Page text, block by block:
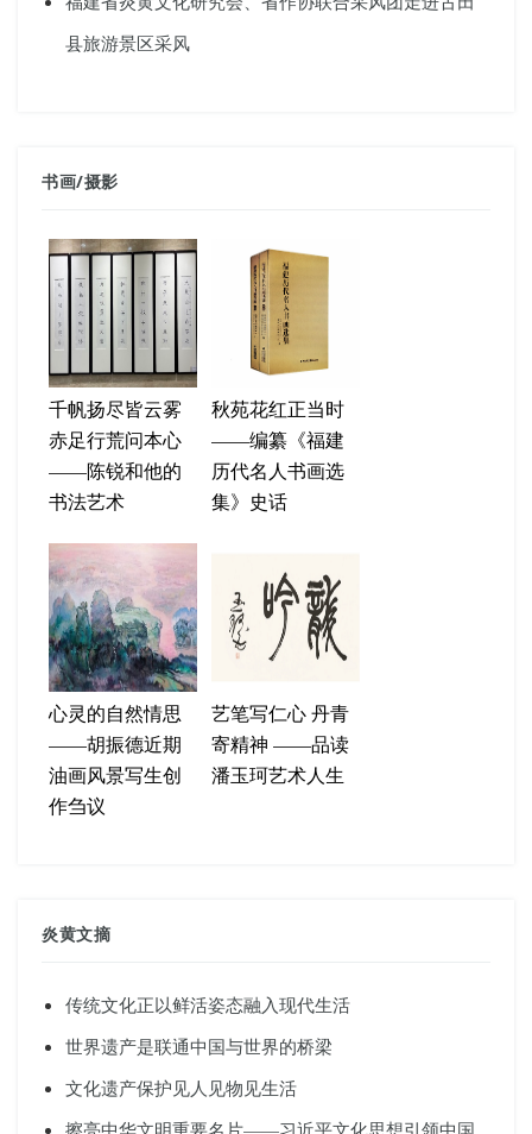
县旅游景区采风
书画/摄影
千帆扬尽皆云雾
赤足行荒问本心
——陈锐和他的
书法艺术
秋苑花红正当时
——编纂《福建
历代名人书画选
集》史话
心灵的自然情思
——胡振德近期
油画风景写生创
作刍议
艺笔写仁心 丹青
寄精神 ——品读
潘玉珂艺术人生
炎黄文摘
传统文化正以鲜活姿态融入现代生活
世界遗产是联通中国与世界的桥梁
文化遗产保护见人见物见生活